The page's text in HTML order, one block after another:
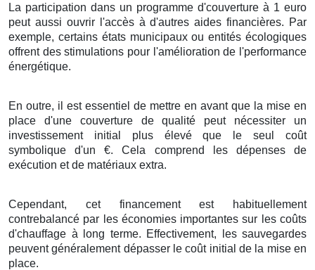
La participation dans un programme d'couverture à 1 euro
peut aussi ouvrirl'accès à d'autresaides financières. Par
exemple, certains états municipauxouentités écologiques
offrent desstimulations pour l'amélioration de l'performance
énergétique.
En outre, il est essentiel de mettre en avantque la mise en
place d'une couverturedequalité peut nécessiter un
investissementinitial plus élevéque leseul
coût
symbolique d'un€. Cela comprend les dépensesde
exécution et de matériaux extra.
Cependant, cet financementest
habituellement
contrebalancé par les économies importantes sur lescoûts
d'chauffage à long terme. Effectivement, les sauvegardes
peuventgénéralement dépasserlecoûtinitial de la mise en
place.